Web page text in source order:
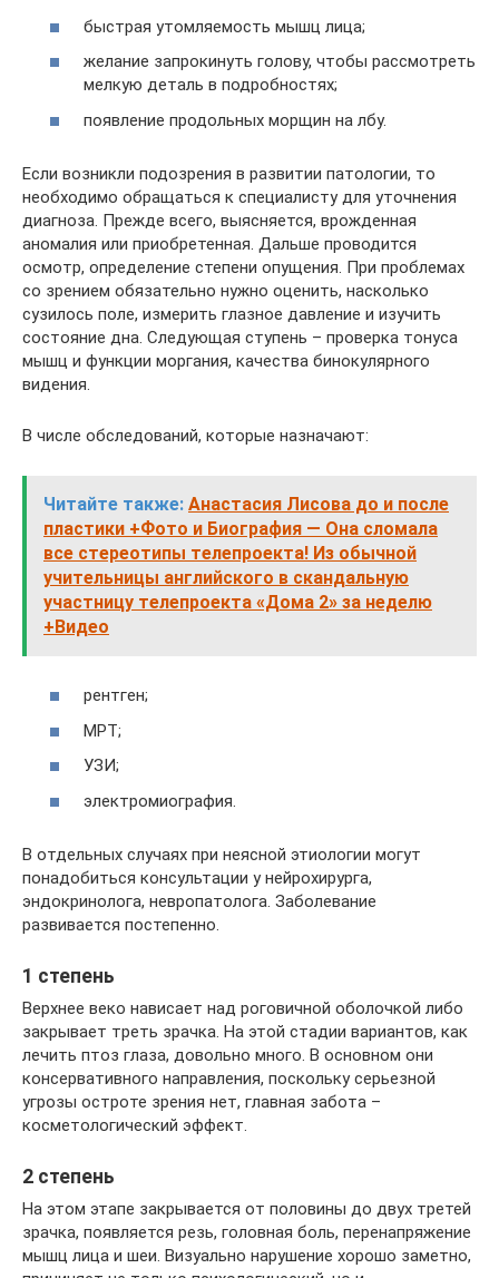
быстрая утомляемость мышц лица;
желание запрокинуть голову, чтобы рассмотреть
мелкую деталь в подробностях;
появление продольных морщин на лбу.
Если возникли подозрения в развитии патологии, то
необходимо обращаться к специалисту для уточнения
диагноза. Прежде всего, выясняется, врожденная
аномалия или приобретенная. Дальше проводится
осмотр, определение степени опущения. При проблемах
со зрением обязательно нужно оценить, насколько
сузилось поле, измерить глазное давление и изучить
состояние дна. Следующая ступень – проверка тонуса
мышц и функции моргания, качества бинокулярного
видения.
В числе обследований, которые назначают:
Читайте также: Анастасия Лисова до и после
пластики +Фото и Биография — Она сломала
все стереотипы телепроекта! Из обычной
учительницы английского в скандальную
участницу телепроекта «Дома 2» за неделю
+Видео
рентген;
МРТ;
УЗИ;
электромиография.
В отдельных случаях при неясной этиологии могут
понадобиться консультации у нейрохирурга,
эндокринолога, невропатолога. Заболевание
развивается постепенно.
1 степень
Верхнее веко нависает над роговичной оболочкой либо
закрывает треть зрачка. На этой стадии вариантов, как
лечить птоз глаза, довольно много. В основном они
консервативного направления, поскольку серьезной
угрозы остроте зрения нет, главная забота –
косметологический эффект.
2 степень
На этом этапе закрывается от половины до двух третей
зрачка, появляется резь, головная боль, перенапряжение
мышц лица и шеи. Визуально нарушение хорошо заметно,